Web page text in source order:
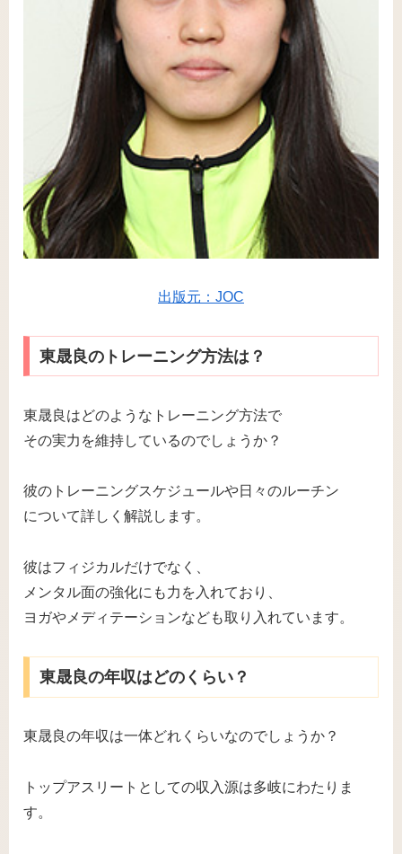
出版元：JOC
東晟良のトレーニング方法は？
東晟良はどのようなトレーニング方法で
その実力を維持しているのでしょうか？
彼のトレーニングスケジュールや日々のルーチン
について詳しく解説します。
彼はフィジカルだけでなく、
メンタル面の強化にも力を入れており、
ヨガやメディテーションなども取り入れています。
東晟良の年収はどのくらい？
東晟良の年収は一体どれくらいなのでしょうか？
トップアスリートとしての収入源は多岐にわたりま
す。